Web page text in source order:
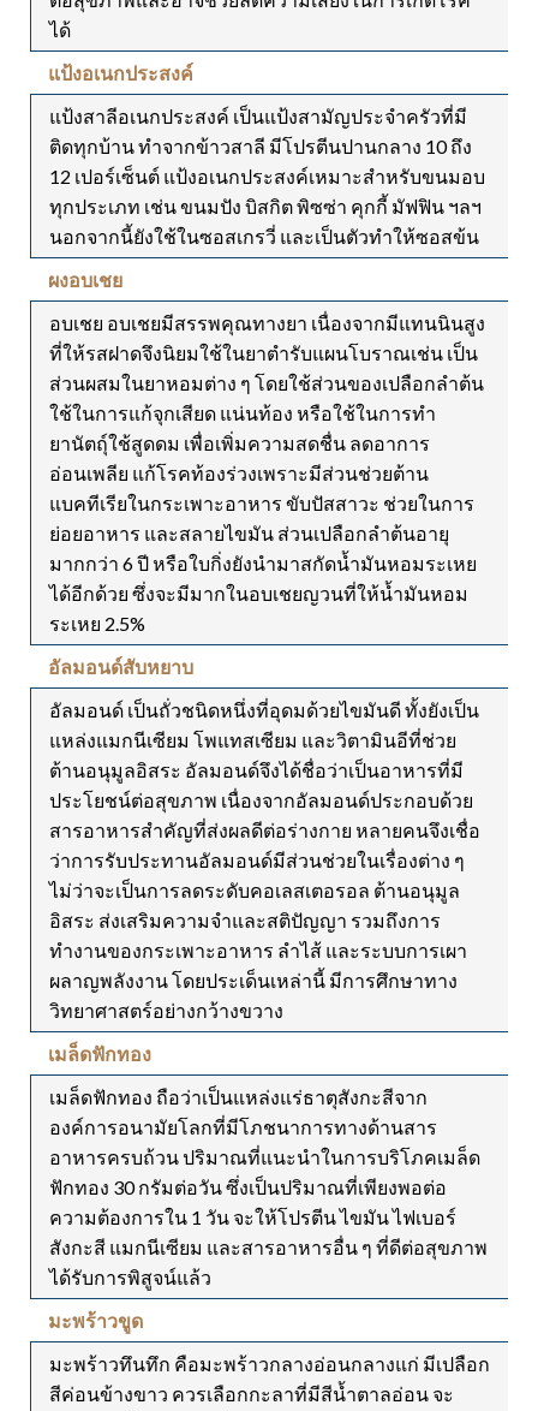
ได้
แป้งอเนกประสงค์
แป้งสาลีอเนกประสงค์ เป็นแป้งสามัญประจำครัวที่มี
ติดทุกบ้าน ทำจากข้าวสาลี มีโปรตีนปานกลาง 10 ถึง
12 เปอร์เซ็นต์ แป้งอเนกประสงค์เหมาะสำหรับขนมอบ
ทุกประเภท เช่น ขนมปัง บิสกิต พิซซ่า คุกกี้ มัฟฟิน ฯลฯ
นอกจากนี้ยังใช้ในซอสเกรวี่ และเป็นตัวทำให้ซอสข้น
ผงอบเชย
อบเชย อบเชยมีสรรพคุณทางยา เนื่องจากมีแทนนินสูง
ที่ให้รสฝาดจึงนิยมใช้ในยาตำรับแผนโบราณเช่น เป็น
ส่วนผสมในยาหอมต่าง ๆ โดยใช้ส่วนของเปลือกลำต้น
ใช้ในการแก้จุกเสียด แน่นท้อง หรือใช้ในการทำ
ยานัตถุ์ใช้สูดดม เพื่อเพิ่มความสดชื่น ลดอาการ
อ่อนเพลีย แก้โรคท้องร่วงเพราะมีส่วนช่วยต้าน
แบคทีเรียในกระเพาะอาหาร ขับปัสสาวะ ช่วยในการ
ย่อยอาหาร และสลายไขมัน ส่วนเปลือกลำต้นอายุ
มากกว่า 6 ปี หรือใบกิ่งยังนำมาสกัดน้ำมันหอมระเหย
ได้อีกด้วย ซึ่งจะมีมากในอบเชยญวนที่ให้น้ำมันหอม
ระเหย 2.5%
อัลมอนด์สับหยาบ
อัลมอนด์ เป็นถั่วชนิดหนึ่งที่อุดมด้วยไขมันดี ทั้งยังเป็น
แหล่งแมกนีเซียม โพแทสเซียม และวิตามินอีที่ช่วย
ต้านอนุมูลอิสระ อัลมอนด์จึงได้ชื่อว่าเป็นอาหารที่มี
ประโยชน์ต่อสุขภาพ เนื่องจากอัลมอนด์ประกอบด้วย
สารอาหารสำคัญที่ส่งผลดีต่อร่างกาย หลายคนจึงเชื่อ
ว่าการรับประทานอัลมอนด์มีส่วนช่วยในเรื่องต่าง ๆ
ไม่ว่าจะเป็นการลดระดับคอเลสเตอรอล ต้านอนุมูล
อิสระ ส่งเสริมความจำและสติปัญญา รวมถึงการ
ทำงานของกระเพาะอาหาร ลำไส้ และระบบการเผา
ผลาญพลังงาน โดยประเด็นเหล่านี้ มีการศึกษาทาง
วิทยาศาสตร์อย่างกว้างขวาง
เมล็ดฟักทอง
เมล็ดฟักทอง ถือว่าเป็นแหล่งแร่ธาตุสังกะสีจาก
องค์การอนามัยโลกที่มีโภชนาการทางด้านสาร
อาหารครบถ้วน ปริมาณที่แนะนำในการบริโภคเมล็ด
ฟักทอง 30 กรัมต่อวัน ซึ่งเป็นปริมาณที่เพียงพอต่อ
ความต้องการใน 1 วัน จะให้โปรตีน ไขมัน ไฟเบอร์
สังกะสี แมกนีเซียม และสารอาหารอื่น ๆ ที่ดีต่อสุขภาพ
ได้รับการพิสูจน์แล้ว
มะพร้าวขูด
มะพร้าวทึนทึก คือมะพร้าวกลางอ่อนกลางแก่ มีเปลือก
สีค่อนข้างขาว ควรเลือกกะลาที่มีสีน้ำตาลอ่อน จะ